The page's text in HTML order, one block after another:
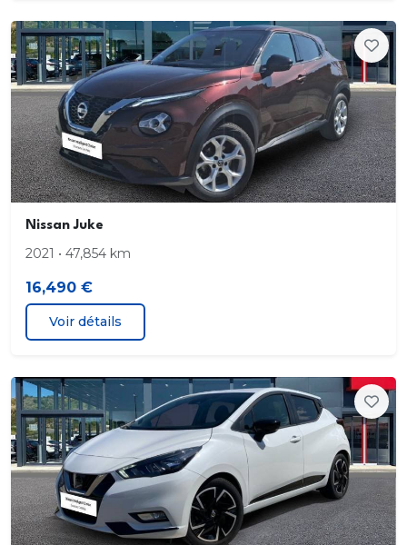
Nissan Juke
2021 • 47,854 km
16,490 €
Voir détails